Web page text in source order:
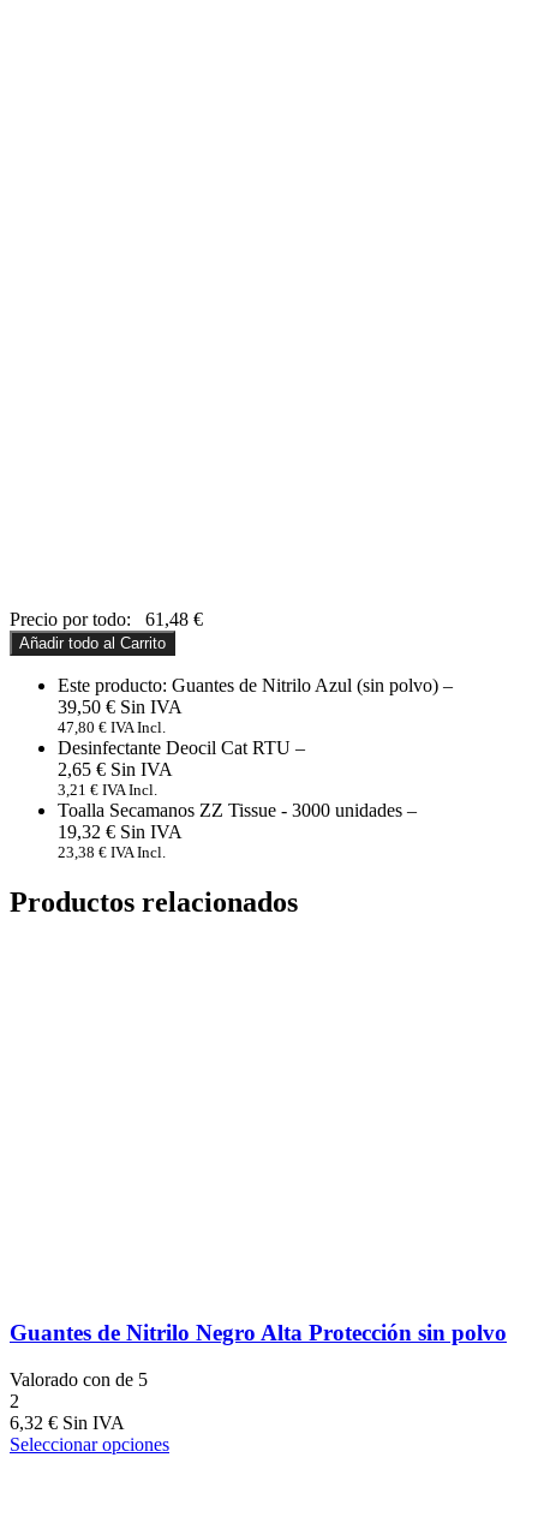
Precio por todo: 61,48 €
Añadir todo al Carrito
Este producto: Guantes de Nitrilo Azul (sin polvo) –
39,50 €
47,80 € IVA Incl.
Desinfectante Deocil Cat RTU –
2,65 €
3,21 € IVA Incl.
Toalla Secamanos ZZ Tissue - 3000 unidades –
19,32 €
23,38 € IVA Incl.
Productos relacionados
Guantes de Nitrilo Negro Alta Protección sin polvo
Valorado con de 5
2
6,32 €
Seleccionar opciones